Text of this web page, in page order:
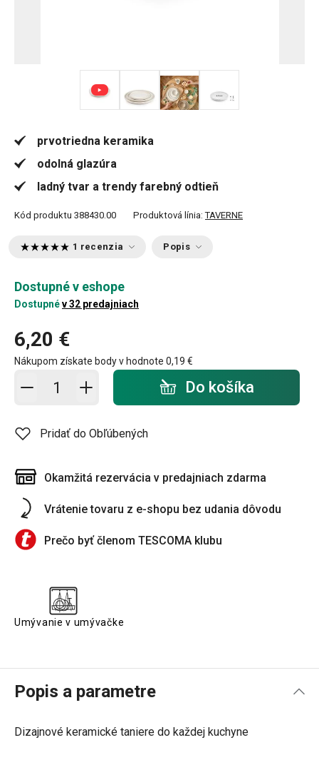
prvotriedna keramika
odolná glazúra
ladný tvar a trendy farebný odtieň
Kód produktu 388430.00 Produktová línia:TAVERNE
1 recenzia Popis
Dostupné v eshope
Dostupnév 32 predajniach
6,20 €
Nákupom získate body v hodnote 0,19 €
Pridať do košíka - počet Do košíka
Pridať do Obľúbených
Okamžitá rezervácia v predajniach zdarma
Vrátenie tovaru z e-shopu bez udania dôvodu
Prečo byť členom TESCOMA klubu
Umývanie v umývačke
Popis a parametre
Dizajnové keramické taniere do každej kuchyne